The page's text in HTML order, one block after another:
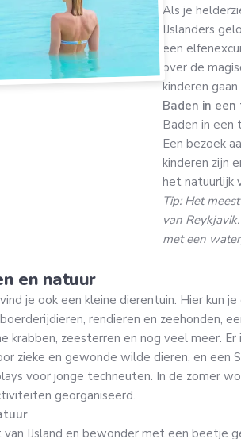
Als je
IJslanders
een
over de
kinderen
Baden in
Baden in een
Een bezoek
kinderen zijn
het natuurlijk
Tip: Het
van
met een
en natuur
je ook een kleine dierentuin. Hier kun
rendieren en zeehonden,
krabben, zeesterren en nog veel meer. Er
zieke en gewonde wilde dieren, en een
voor jonge techneuten. In de zomer
georganiseerd.
IJsland en bewonder met een beetje